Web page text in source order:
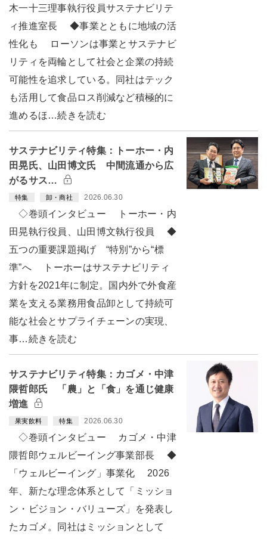
木一十三理事執行役員サステナビリテ
ィ推進室長 ◆事業とともに地域の活
性化も ローソンは事業とサステナビ
リティを両輪として社会と企業の持続
可能性を追求している。同社はテック
も活用して食品ロス削減など積極的に
進めるほ…続きを読む
サステナビリティ特集：トーホー・内
田晃氏、山田博文氏 中間流通から広
がるサス…
特集 卸・商社 2026.06.30
◇巻頭インタビュー トーホー・内
田晃執行役員、山田博文執行役員 ◆
五つの重要課題掲げ “特別”から“標
準”へ トーホーはサステナビリティ
方針を2021年に制定。国内外で外食産
業を支える業務用食品卸として持続可
能な社会とサプライチェーンの実現、
事…続きを読む
サステナビリティ特集：カゴメ・中津
隈哲郎氏 「農」と「食」を通じ健康
増進
果実飲料 特集 2026.06.30
◇巻頭インタビュー カゴメ・中津
隈哲郎ウェルビーイング事業部長 ◆
「ウェルビーイング」事業化 2026
年、新たな理念体系として「ミッショ
ン・ビジョン・バリューズ」を発表し
たカゴメ。同社はミッションとして